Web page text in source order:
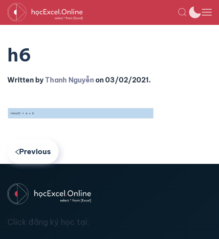
h6
Written byThanh Nguyễnon03/02/2021.
Previous
Click đăng ký học tại: